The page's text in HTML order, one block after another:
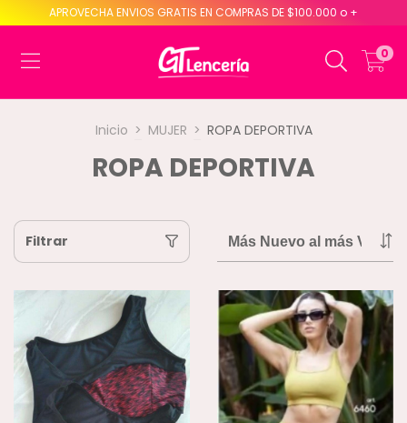
APROVECHA ENVIOS GRATIS EN COMPRAS DE $100.000 o +
0
Inicio > MUJER > ROPA DEPORTIVA
ROPA DEPORTIVA
Filtrar